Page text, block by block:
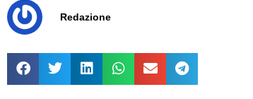
Redazione